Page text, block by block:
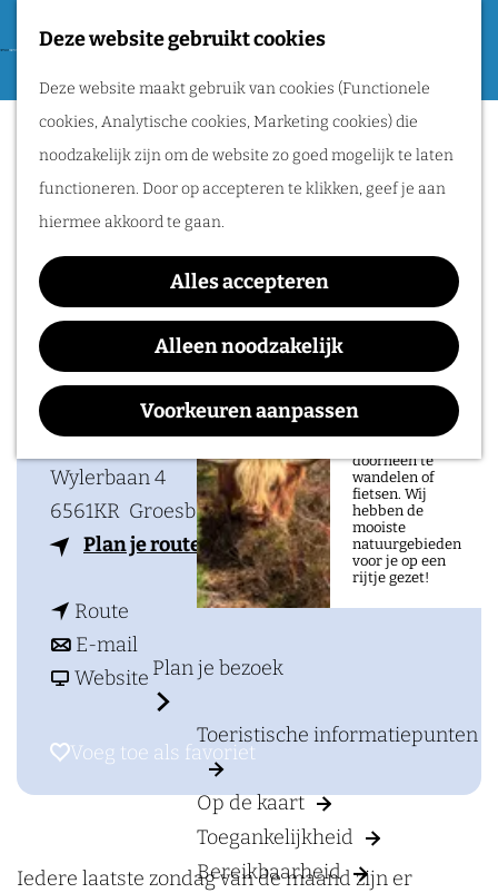
Deze website gebruikt cookies
Deze website maakt gebruik van cookies (Functionele
cookies, Analytische cookies, Marketing cookies) die
noodzakelijk zijn om de website zo goed mogelijk te laten
functioneren. Door op accepteren te klikken, geef je aan
hiermee akkoord te gaan.
Alles accepteren
Alleen noodzakelijk
Voorkeuren aanpassen
a
F
a
v
o
r
i
e
e
M
e
n
u
Routes
Wandelen
Fietsen
Routeplanner
Natuurgebieden
in het Rijk van
natuur in het Rijk
van Nijmegen is
doorheen te
wandelen of
fietsen. Wij
hebben de
mooiste
natuurgebieden
voor je op een
rijtje gezet!
Plan je bezoek
Toeristische informatiepunten
Op de kaart
Toegankelijkheid
Bereikbaarheid
Highlight Tour
Waar:
Groesbeek
zondag 27 december
Contact
Vrijheidsmuseum
Wylerbaan 4
6561KR Groesbeek
Plan je routen
a
a
H
g
h
l
i
g
Route
a
a
H
l
E-mail
a
r
h
Website v
a
n
h
Voeg toe als favoriet
Voeg toe als favoriet
Iedere laatste zondag van de maand zijn er